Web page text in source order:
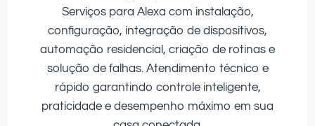
Serviços para Alexa com instalação,
configuração, integração de dispositivos,
automação residencial, criação de rotinas e
solução de falhas. Atendimento técnico e
rápido garantindo controle inteligente,
praticidade e desempenho máximo em sua